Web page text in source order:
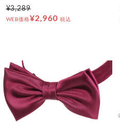
¥3,289
WEB価格¥2,960 税込